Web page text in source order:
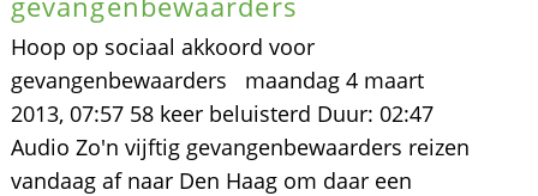
Hoop op sociaal akkoord voor
gevangenbewaarders maandag 4 maart
2013, 07:57 58 keer beluisterd Duur: 02:47
Audio Zo'n vijftig gevangenbewaarders reizen
vandaag af naar Den Haag om daar een